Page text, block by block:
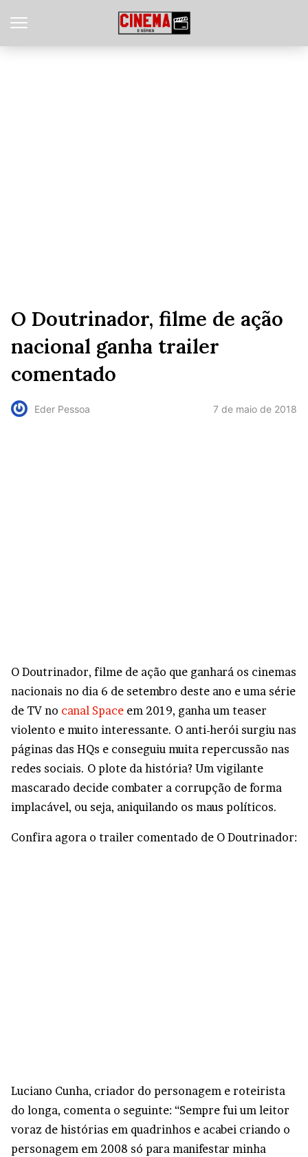
O Doutrinador, filme de ação
nacional ganha trailer
comentado
Eder Pessoa 7 de maio de 2018
O Doutrinador, filme de ação que ganhará os cinemas
nacionais no dia 6 de setembro deste ano e uma série
de TV no canal Space em 2019, ganha um teaser
violento e muito interessante. O anti-herói surgiu nas
páginas das HQs e conseguiu muita repercussão nas
redes sociais. O plote da história? Um vigilante
mascarado decide combater a corrupção de forma
implacável, ou seja, aniquilando os maus políticos.
Confira agora o trailer comentado de O Doutrinador:
Luciano Cunha, criador do personagem e roteirista
do longa, comenta o seguinte: “Sempre fui um leitor
voraz de histórias em quadrinhos e acabei criando o
personagem em 2008 só para manifestar minha